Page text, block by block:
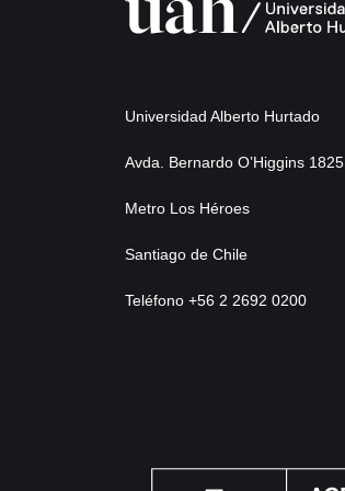
Universidad Alberto Hurtado
Avda. Bernardo O’Higgins 1825
Metro Los Héroes
Santiago de Chile
Teléfono +56 2 2692 0200